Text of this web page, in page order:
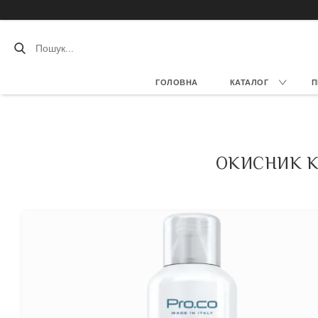
ГОЛОВНА КАТАЛОГ
ОКИСНИК